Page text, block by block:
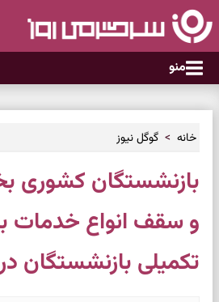
منو
خانه گوگل نیوز
بازنشستگان کشوری
و سقف انواع خدمات
تکمیلی بازنشستگان در